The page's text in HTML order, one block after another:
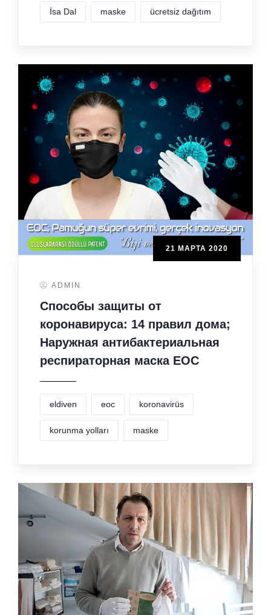
İsa Dal maske ücretsiz dağıtım
21 МАРТА 2020
ADMIN
Способы защиты от
коронавируса: 14 правил дома;
Наружная антибактериальная
респираторная маска EOC
eldiven eoc koronavirüs
korunma yolları maske